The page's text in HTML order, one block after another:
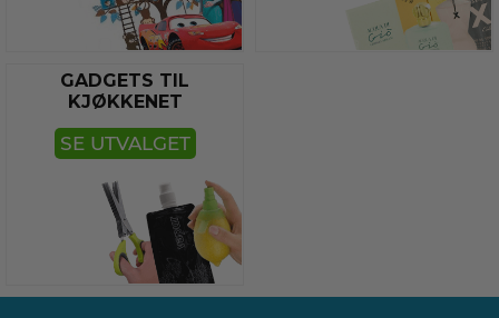
GADGETS TIL
KJØKKENET
SE UTVALGET